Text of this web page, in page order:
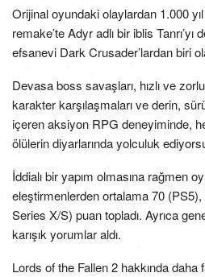
Orijinal oyundaki olaylardan 1.000
remake’te Adyr adlı bir iblis
efsanevi Dark Crusader’lardan biri
Devasa boss savaşları, hızlı ve
karakter karşılaşmaları ve derin,
içeren aksiyon RPG deneyiminde,
ölülerin diyarlarında yolculuk
İddialı bir yapım olmasına rağmen
eleştirmenlerden ortalama 70
Series X/S) puan topladı. Ayrıca
karışık yorumlar aldı.
Lords of the Fallen 2 hakkında daha